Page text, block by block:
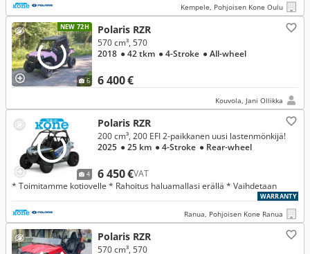
Kempele, Pohjoisen Kone Oulu
NEW 72H
6
Polaris RZR
6 400 €
570 cm³, 570
2018 ● 42 tkm ● 4-Stroke ● All-wheel
Kouvola, Jani Ollikka
4
Polaris RZR
6 450 €VAT
200 cm³, 200 EFI 2-paikkanen uusi lastenmönkijä!
2025 ● 25 km ● 4-Stroke ● Rear-wheel
* Toimitamme kotiovelle * Rahoitus haluamallasi erällä * Vaihdetaan
WARRANTY
Ranua, Pohjoisen Kone Ranua
Polaris RZR
570 cm³, 570